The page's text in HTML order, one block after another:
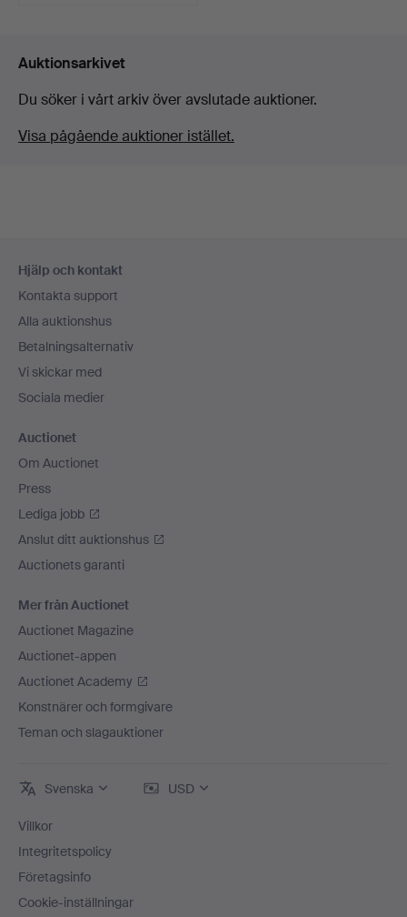
Auktionsarkivet
Du söker i vårt arkiv över avslutade auktioner.
Visa pågående auktioner istället.
Hjälp och kontakt
Kontakta support
Alla auktionshus
Betalningsalternativ
Vi skickar med
Sociala medier
Auctionet
Om Auctionet
Press
Lediga jobb
Anslut ditt auktionshus
Auctionets garanti
Mer från Auctionet
Auctionet Magazine
Auctionet-appen
Auctionet Academy
Konstnärer och formgivare
Teman och slagauktioner
Svenska USD
Villkor
Integritetspolicy
Företagsinfo
Cookie-inställningar